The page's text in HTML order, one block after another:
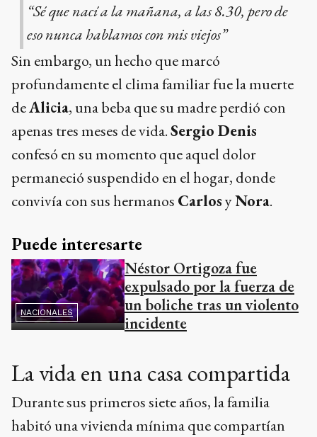
“Sé que nací a la mañana, a las 8.30, pero de
eso nunca hablamos con mis viejos”
Sin embargo, un hecho que marcó
profundamente el clima familiar fue la muerte
deAlicia, una beba que su madre perdió con
apenas tres meses de vida.Sergio Denis
confesó en su momento que aquel dolor
permaneció suspendido en el hogar, donde
convivía con sus hermanos CarlosyNora.
Puede interesarte
NACIONALES
Néstor Ortigoza fue
expulsado por la fuerza de
un boliche tras un violento
incidente
La vida en una casa compartida
Durante sus primeros siete años, la familia
habitó una vivienda mínima que compartían